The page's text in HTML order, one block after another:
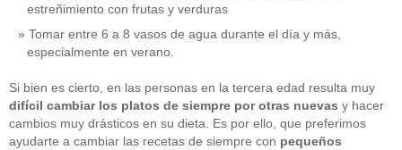
estreñimiento con frutas y verduras
Tomar entre 6 a 8 vasos de agua durante el día y más,
especialmente en verano.
Si bien es cierto, en las personas en la tercera edad resulta muy
difícil cambiar los platos de siempre por otras nuevas y hacer
cambios muy drásticos en su dieta. Es por ello, que preferimos
ayudarte a cambiar las recetas de siempre con pequeños